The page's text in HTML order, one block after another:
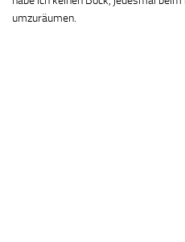
umzuräumen.